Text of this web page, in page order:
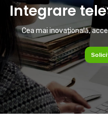
Integrare
Cea mai inovațională,